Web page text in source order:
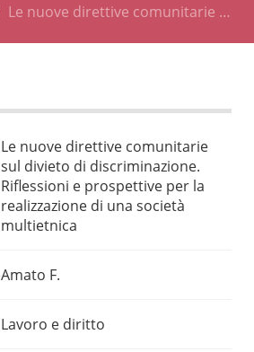
Le nuove direttive comunitarie …
Le nuove direttive comunitarie
sul divieto di discriminazione.
Riflessioni e prospettive per la
realizzazione di una società
multietnica
Amato F.
Lavoro e diritto